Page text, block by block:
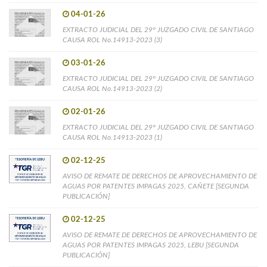
04-01-26
EXTRACTO JUDICIAL DEL 29° JUZGADO CIVIL DE SANTIAGO
CAUSA ROL No.14913-2023 (3)
03-01-26
EXTRACTO JUDICIAL DEL 29° JUZGADO CIVIL DE SANTIAGO
CAUSA ROL No.14913-2023 (2)
02-01-26
EXTRACTO JUDICIAL DEL 29° JUZGADO CIVIL DE SANTIAGO
CAUSA ROL No.14913-2023 (1)
02-12-25
AVISO DE REMATE DE DERECHOS DE APROVECHAMIENTO DE
AGUAS POR PATENTES IMPAGAS 2025, CAÑETE [SEGUNDA
PUBLICACIÓN]
02-12-25
AVISO DE REMATE DE DERECHOS DE APROVECHAMIENTO DE
AGUAS POR PATENTES IMPAGAS 2025, LEBU [SEGUNDA
PUBLICACIÓN]